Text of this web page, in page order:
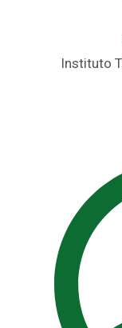
Instituto